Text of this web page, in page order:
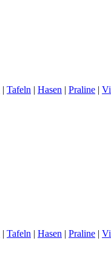
| Tafeln | Hasen | Praline |
| Tafeln | Hasen | Praline |